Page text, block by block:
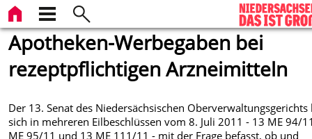
Apotheken-Werbegaben bei
rezeptpflichtigen Arzneimitteln
Der 13. Senat des Niedersächsischen Oberverwaltungsgerichts
sich in mehreren Eilbeschlüssen vom 8. Juli 2011 - 13 ME 94/
ME 95/11 und 13 ME 111/11 - mit der Frage befasst, ob und